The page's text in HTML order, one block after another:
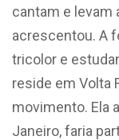
cantam e levam
acrescentou. A
tricolor e
reside em Volta
movimento. Ela
Janeiro, faria